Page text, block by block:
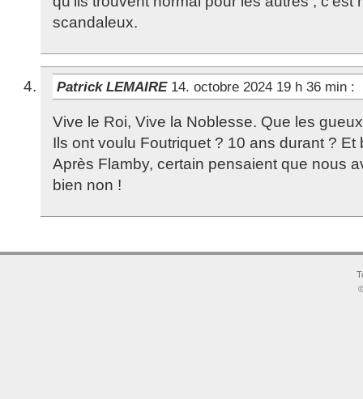
scandaleux.
Patrick LEMAIRE 14. octobre 2024 19 h 36 min :
Vive le Roi, Vive la Noblesse. Que les
Ils ont voulu Foutriquet ? 10 ans durant ? Et
Après Flamby, certain pensaient que nous
bien non !